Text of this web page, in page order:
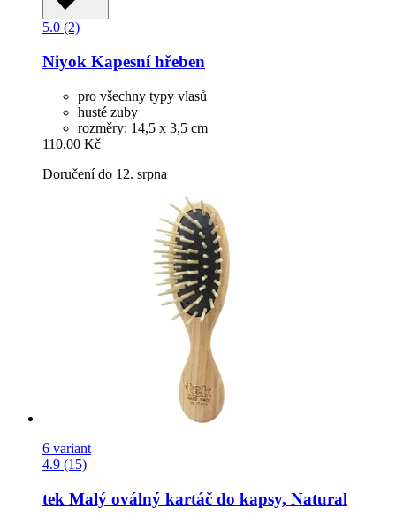
5.0 (2)
Niyok Kapesní hřeben
pro všechny typy vlasů
husté zuby
rozměry: 14,5 x 3,5 cm
110,00 Kč
Doručení do 12. srpna
6 variant
4.9 (15)
tek Malý oválný kartáč do kapsy, Natural